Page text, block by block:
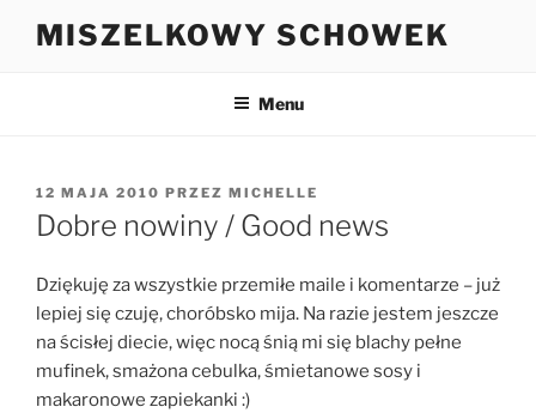
MISZELKOWY SCHOWEK
Menu
OPUBLIKOWANE
W
12 MAJA 2010 PRZEZ MICHELLE
Dobre nowiny / Good news
Dziękuję za wszystkie przemiłe maile i komentarze – już
lepiej się czuję, choróbsko mija. Na razie jestem jeszcze
na ścisłej diecie, więc nocą śnią mi się blachy pełne
mufinek, smażona cebulka, śmietanowe sosy i
makaronowe zapiekanki :)